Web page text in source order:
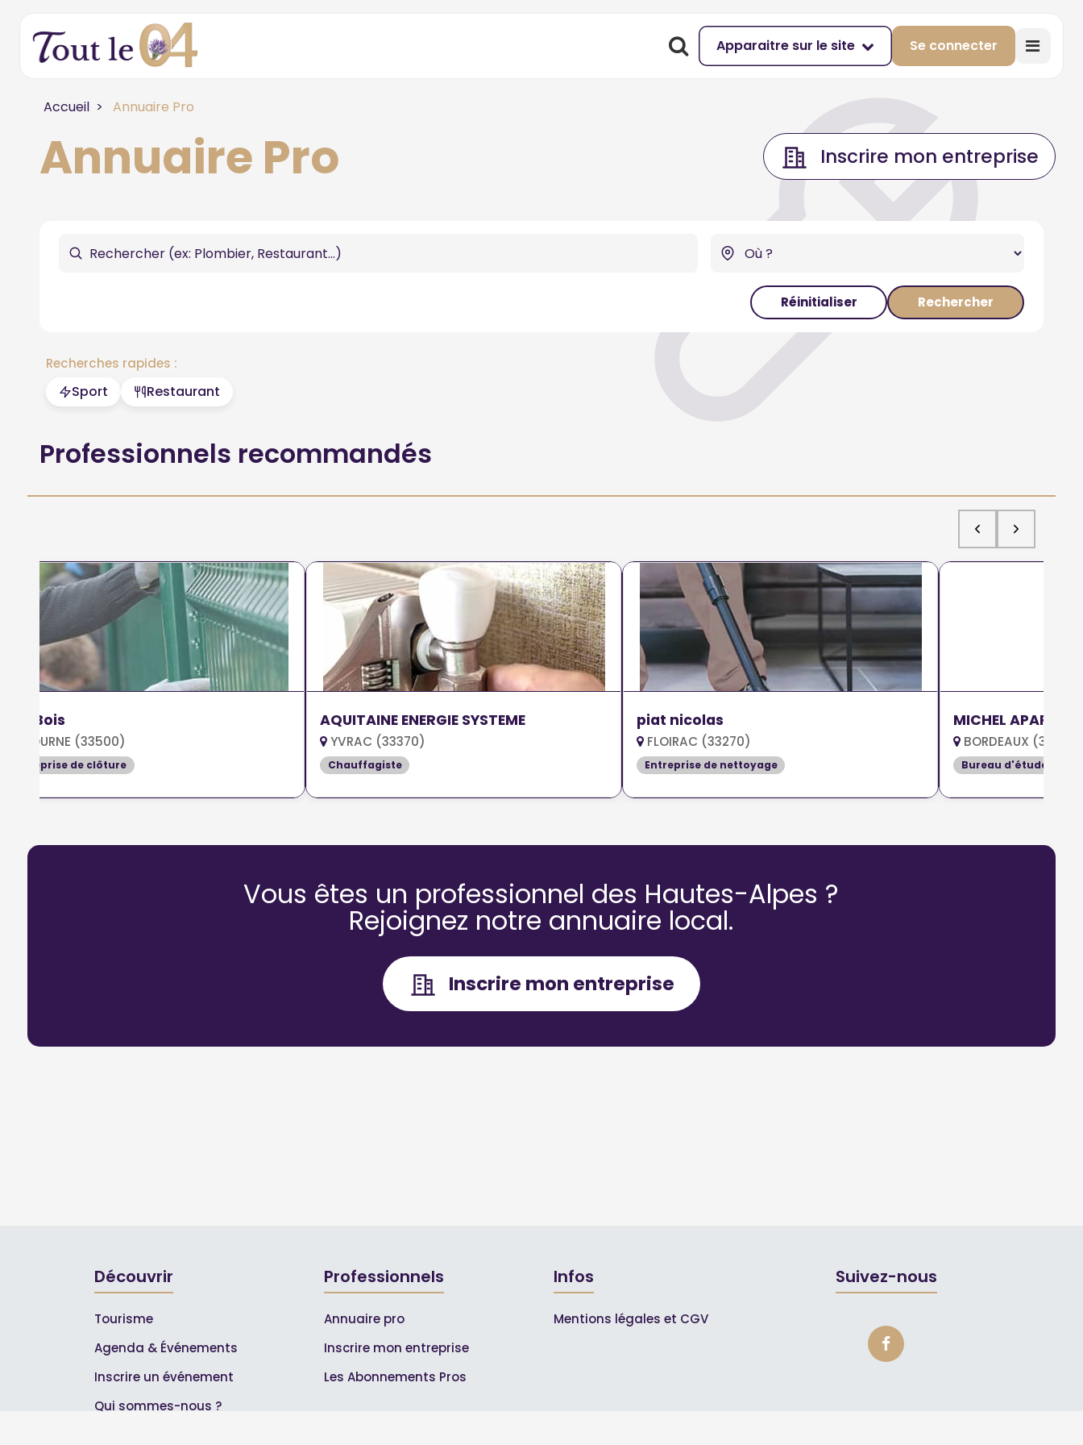
Apparaitre sur le site Se connecter
Accueil Annuaire Pro
Annuaire Pro Inscrire mon entreprise
Recherches rapides :
Sport Restaurant
Réinitialiser Rechercher
Professionnels recommandés
Arti Bois
LIBOURNE (33500)
Entreprise de clôture
AQUITAINE ENERGIE SYSTEME
YVRAC (33370)
Chauffagiste
piat nicolas
FLOIRAC (33270)
Entreprise de nettoyage
MICHEL APARD
BORDEAUX
Bureau d'études
Vous êtes un professionnel des Hautes-Alpes ?
Rejoignez notre annuaire local.
Inscrire mon entreprise
Découvrir
Tourisme
Agenda & Événements
Inscrire un événement
Qui sommes-nous ?
Professionnels
Annuaire pro
Inscrire mon entreprise
Les Abonnements Pros
Infos
Mentions légales et CGV
Suivez-nous